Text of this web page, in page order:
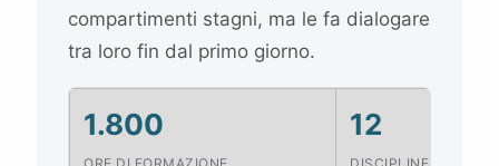
compartimenti stagni, ma le fa dialogare
tra loro fin dal primo giorno.
1.800 12